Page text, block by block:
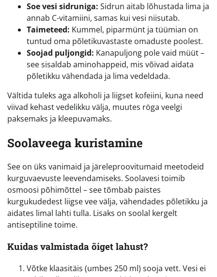
Soe vesi sidruniga: Sidrun aitab lõhustada lima ja
annab C-vitamiini, samas kui vesi niisutab.
Taimeteed: Kummel, piparmünt ja tüümian on
tuntud oma põletikuvastaste omaduste poolest.
Soojad puljongid: Kanapuljong pole vaid müüt –
see sisaldab aminohappeid, mis võivad aidata
põletikku vähendada ja lima vedeldada.
Vältida tuleks aga alkoholi ja liigset kofeiini, kuna need
viivad kehast vedelikku välja, muutes röga veelgi
paksemaks ja kleepuvamaks.
Soolaveega kuristamine
See on üks vanimaid ja järeleproovitumaid meetodeid
kurguvaevuste leevendamiseks. Soolavesi toimib
osmoosi põhimõttel – see tõmbab paistes
kurgukudedest liigse vee välja, vähendades põletikku ja
aidates limal lahti tulla. Lisaks on soolal kergelt
antiseptiline toime.
Kuidas valmistada õiget lahust?
Võtke klaasitäis (umbes 250 ml) sooja vett. Vesi ei